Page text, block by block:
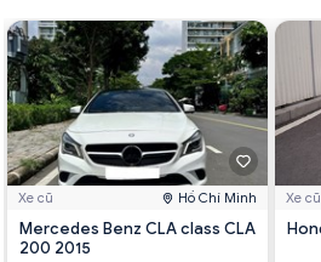
Xe cũ Hồ Chí Minh
Mercedes Benz CLA class CLA
200 2015
Xe cũ